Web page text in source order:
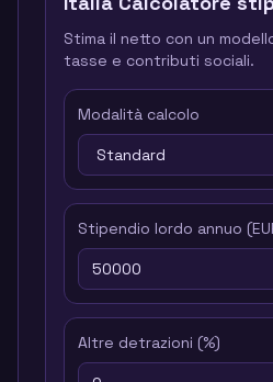
Stima il netto con un
tasse e contributi sociali.
Modalità calcolo
Stipendio lordo annuo (
Altre detrazioni (%)